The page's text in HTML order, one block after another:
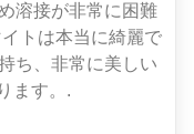
溶接が非常に困難
トは本当に綺麗で
ち、非常に美しい
ます。.